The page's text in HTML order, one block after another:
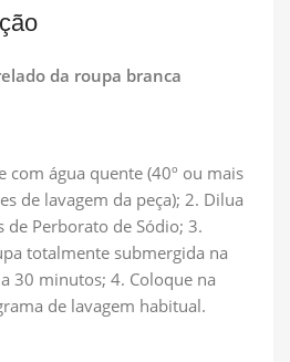
da roupa branca
com água quente (40º ou mais
de lavagem da peça); 2. Dilua
de Perborato de Sódio; 3.
totalmente submergida na
30 minutos; 4. Coloque na
de lavagem habitual.